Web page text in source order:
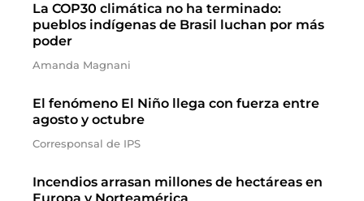
La COP30 climática no ha terminado:
pueblos indígenas de Brasil luchan por más
poder
Amanda Magnani
El fenómeno El Niño llega con fuerza entre
agosto y octubre
Corresponsal de IPS
Incendios arrasan millones de hectáreas en